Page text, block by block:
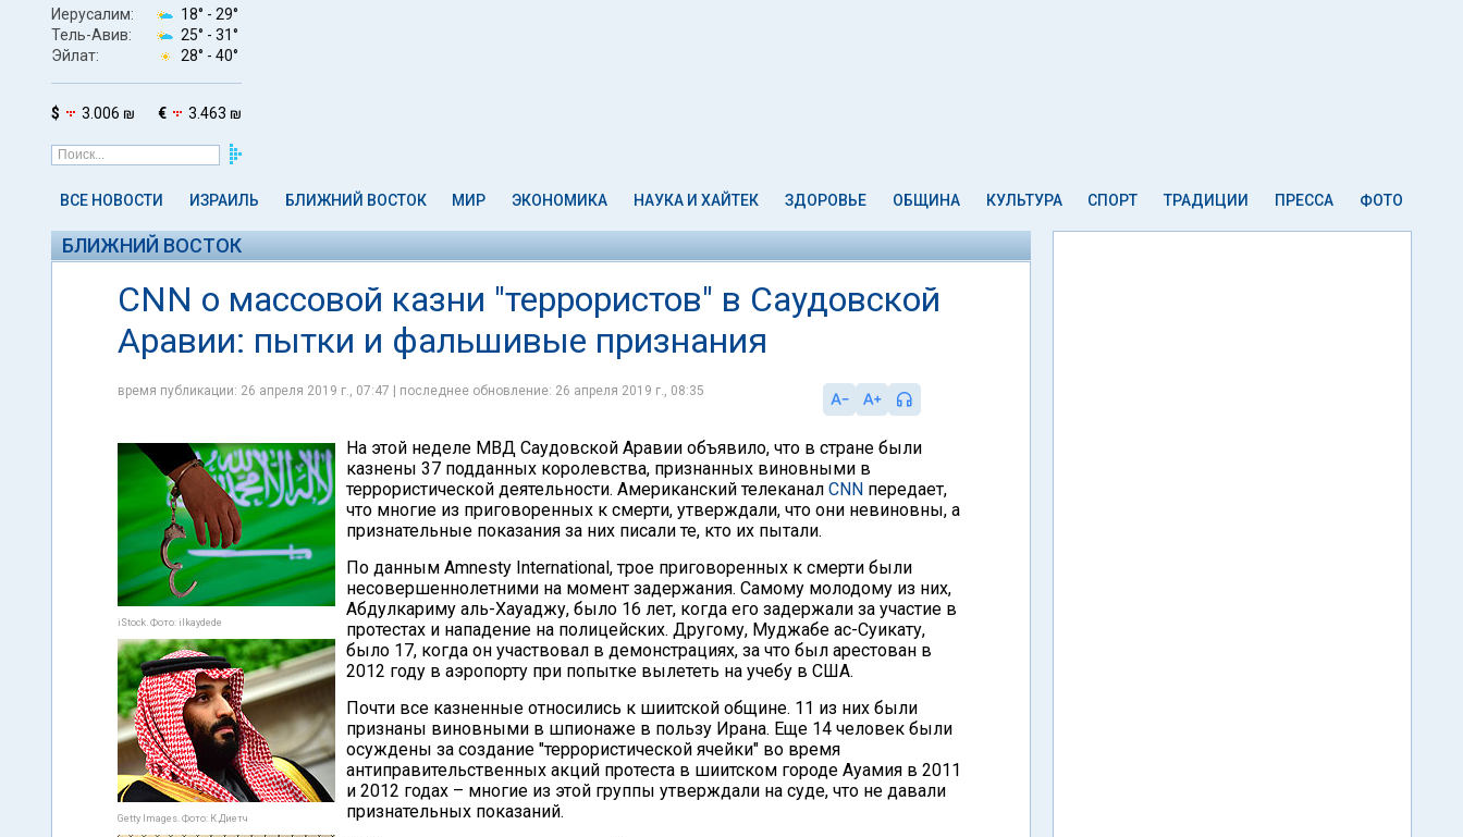
Иерусалим: 18° - 29°
Тель-Авив:
25° - 31°
Эйлат:
28° - 40°
$ 3.006 ₪ € 3.463 ₪
ВСЕ НОВОСТИ ИЗРАИЛЬ БЛИЖНИЙ ВОСТОК МИР ЭКОНОМИКА НАУКА И ХАЙТЕК ЗДОРОВЬЕ ОБЩИНА КУЛЬТУРА СПОРТ ТРАДИЦИИ ПРЕССА ФОТО
БЛИЖНИЙ ВОСТОК
CNN о массовой казни "террористов" в Саудовской
Аравии: пытки и фальшивые признания
время публикации: 26 апреля 2019 г., 07:47 | последнее обновление: 26 апреля 2019 г., 08:35
iStock. Фото: ilkaydede
Getty Images. Фото: К.Диетч
На этой неделе МВД Саудовской Аравии объявило, что в стране были
казнены 37 подданных королевства, признанных виновными в
террористической деятельности. Американский телеканал CNN передает,
что многие из приговоренных к смерти, утверждали, что они невиновны, а
признательные показания за них писали те, кто их пытали.
По данным Amnesty International, трое приговоренных к смерти были
несовершеннолетними на момент задержания. Самому молодому из них,
Абдулкариму аль-Хауаджу, было 16 лет, когда его задержали за участие в
протестах и нападение на полицейских. Другому, Муджабе ас-Суикату,
было 17, когда он участвовал в демонстрациях, за что был арестован в
2012 году в аэропорту при попытке вылететь на учебу в США.
Почти все казненные относились к шиитской общине. 11 из них были
признаны виновными в шпионаже в пользу Ирана. Еще 14 человек были
осуждены за создание "террористической ячейки" во время
антиправительственных акций протеста в шиитском городе Ауамия в 2011
и 2012 годах – многие из этой группы утверждали на суде, что не давали
признательных показаний.